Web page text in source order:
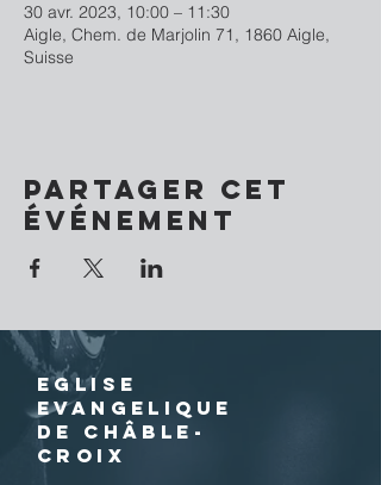
30 avr. 2023, 10:00 – 11:30
Aigle, Chem. de Marjolin 71, 1860 Aigle,
Suisse
Partager cet
événement
EGLISE
EVANGELIQUE
DE CHÂBLE-
CROIX